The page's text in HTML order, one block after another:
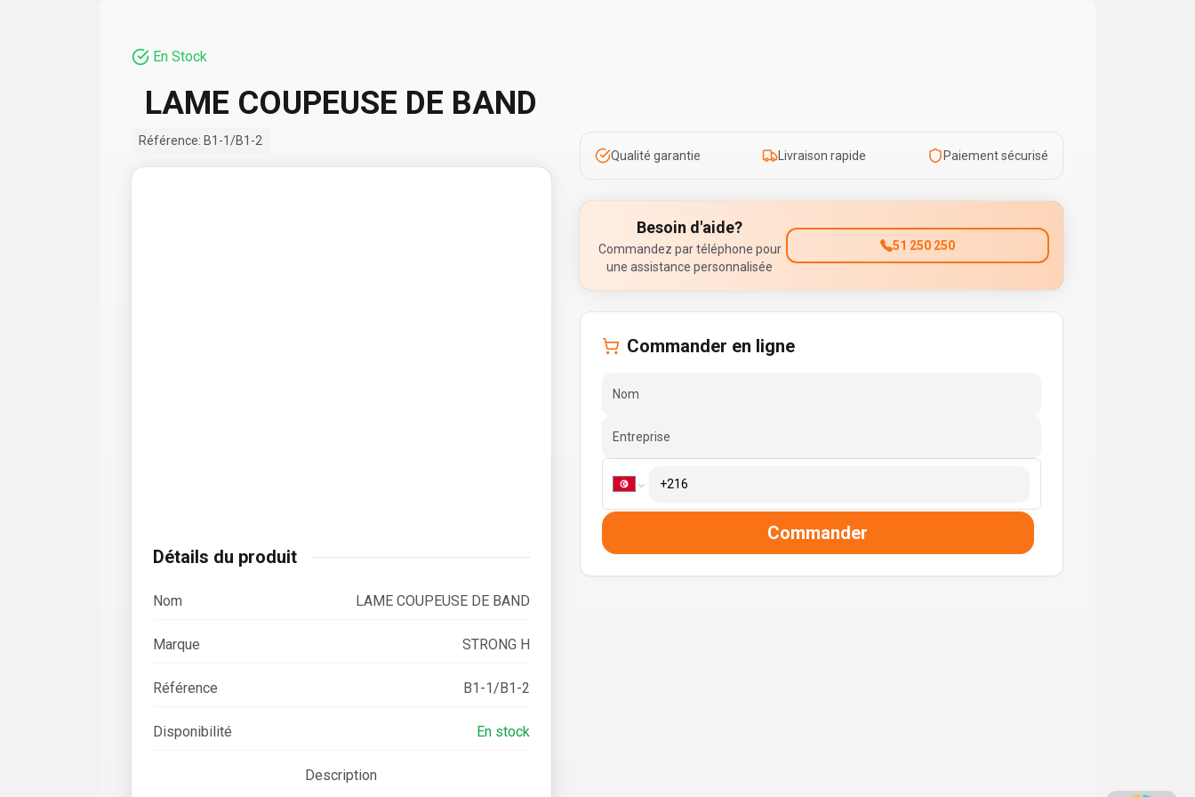
En Stock
LAME COUPEUSE DE BAND
Référence: B1-1/B1-2
Détails du produit
Nom LAME COUPEUSE DE BAND
Marque STRONG H
Référence B1-1/B1-2
Disponibilité En stock
Description
Qualité garantie Livraison rapide Paiement sécurisé
Besoin d'aide?
Commandez par téléphone pour
une assistance personnalisée
51 250 250
Commander en ligne
Nom
Entreprise
Commander